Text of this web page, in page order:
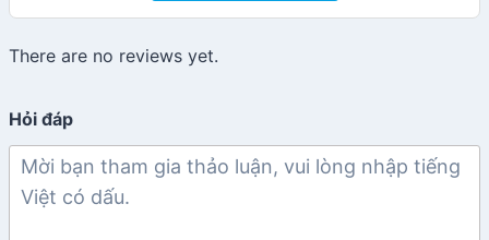
There are no reviews yet.
Hỏi đáp